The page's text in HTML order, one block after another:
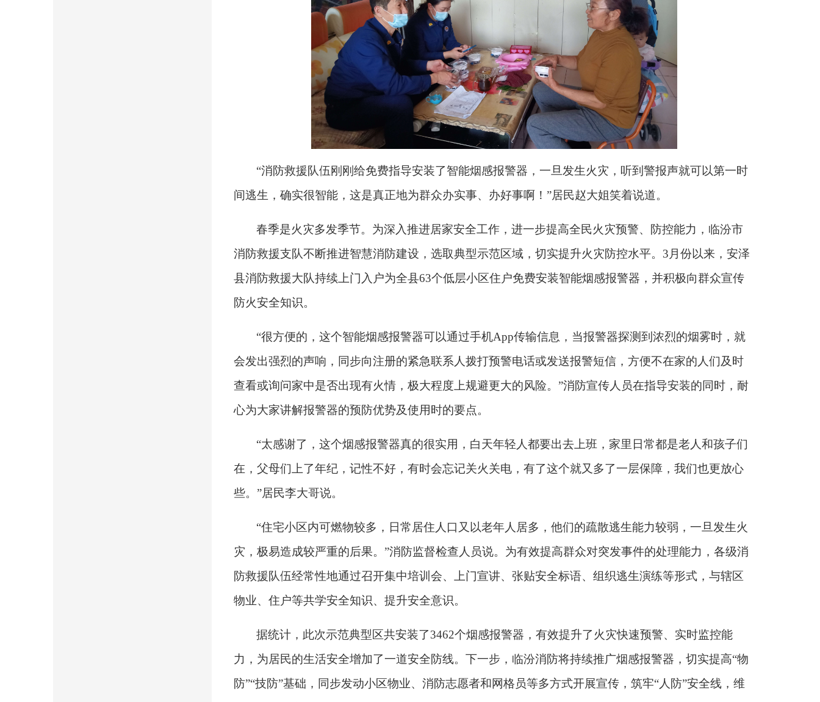
“消防救援队伍刚刚给免费指导安装了智能烟感报警器，一旦发生火灾，听到警报声就可以第一时
间逃生， 确实很智能， 这是真正地为群众办实事、办好事啊！ ”居民赵大姐笑着说道。
春季是火灾多发季节。为深入推进居家安全工作，进一步提高全民火灾预警、防控能力， 临汾市
消防救援支队不断推进智慧消防建设 ，选取典型示范区域，切实提升火灾防控水平。 3月份以来，安泽
县消防救援大队持续上门入户为全县63个低层小区住户免费安装智能烟感报警器， 并积极向群众宣传
防火安全知识。
“很方便的，这个智能烟感报警器可以通过手机App传输信息，当报警器探测到浓烈的烟雾时，就
会发出强烈的声响，同步向注册的紧急联系人拨打预警电话或发送报警短信， 方便不在家的人们及时
查看或询问家中是否出现有火情 ，极大程度上规避更大的风险。 ”消防宣传人员在指导安装的同时，耐
心为大家讲解报警器的预防优势及使用时的要点。
“太感谢了，这个烟感报警器真的很实用， 白天年轻人都要出去上班， 家里日常都是老人和孩子们
在， 父母们 上了年纪，记性不好，有时会忘记关火关电，有了这个就又多了一层保障 ，我们也更放心
些。 ”居民李大哥说。
“住宅小区内可燃物较多，日常居住人口 又 以老年人居多，他们的疏散逃生能力较弱，一旦发生火
灾， 极易造成较严重的后果。 ”消防监督检查人员说。为有效提高群众对突发事件的处理能力， 各级消
防救援队伍经常性地通过召开集中培训会、上门宣讲、张贴安全标语、组织逃生演练等形式，与辖区
物业、住户等共学安全知识、提升安全意识。
据统计，此次示范典型区共安装了3462个烟感报警器，有效提升了火灾快速预警、实时监控能
力，为居民的生活安全增加了一道安全防线。 下一步，临汾消防将持续推广烟感报警器 ，切实提高“物
防”“技防”基础，同步发动小区物业、消防志愿者和网格员等多方式开展宣传，筑牢“人防”安全线，维